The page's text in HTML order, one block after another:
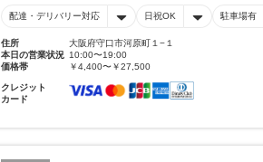
配達・デリバリー対応 日祝OK 駐車場有
住所
大阪府守口市河原町１−１
本日の営業状況 10:00〜19:00
価格帯
￥4,400〜￥27,500
クレジット
カード